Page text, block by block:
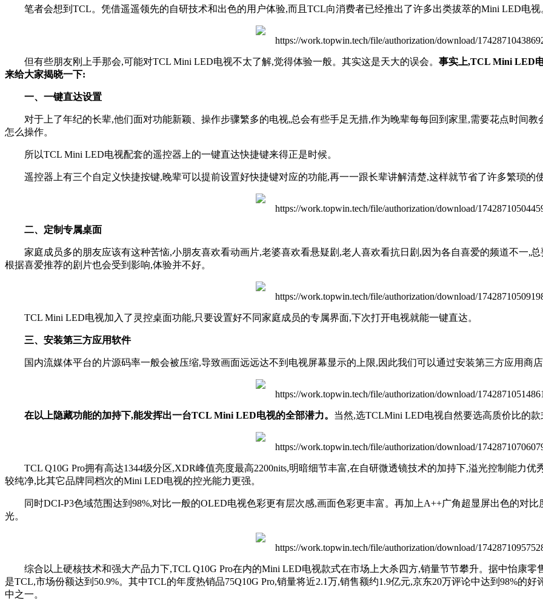
笔者会想到TCL。凭借遥遥领先的自研技术和出色的用户体验,而且TCL向消费者已经推出了许多出类拔萃的Mini LED电视
但有些朋友刚上手那会,可能对TCL Mini LED电视不太了解,觉得体验一般。其实这是天大的误会。 事实上,TCL Mini LED
来给大家揭晓一下:
一、一键直达设置
对于上了年纪的长辈,他们面对功能新颖、操作步骤繁多的电视,总会有些手足无措,作为晚辈每每回到家里,需要花点时间
怎么操作。
所以TCL Mini LED电视配套的遥控器上的一键直达快捷键来得正是时候。
遥控器上有三个自定义快捷按键,晚辈可以提前设置好快捷键对应的功能,再一一跟长辈讲解清楚,这样就节省了许多繁琐的
二、定制专属桌面
家庭成员多的朋友应该有这种苦恼,小朋友喜欢看动画片,老婆喜欢看悬疑剧,老人喜欢看抗日剧,因为各自喜爱的频道不一,
根据喜爱推荐的剧片也会受到影响,体验并不好。
TCL Mini LED电视加入了灵控桌面功能,只要设置好不同家庭成员的专属界面,下次打开电视就能一键直达。
三、安装第三方应用软件
国内流媒体平台的片源码率一般会被压缩,导致画面远远达不到电视屏幕显示的上限,因此我们可以通过安装第三方应用商
在以上隐藏功能的加持下,能发挥出一台TCL Mini LED电视的全部潜力。 当然,选TCLMini LED电视自然要选高质价比的
TCL Q10G Pro拥有高达1344级分区,XDR峰值亮度最高2200nits,明暗细节丰富,在自研微透镜技术的加持下,溢光控制能力
较纯净,比其它品牌同档次的Mini LED电视的控光能力更强。
同时DCI-P3色域范围达到98%,对比一般的OLED电视色彩更有层次感,画面色彩更丰富。再加上A++广角超显屏出色的对
光。
综合以上硬核技术和强大产品力下,TCL Q10G Pro在内的Mini LED电视款式在市场上大杀四方,销量节节攀升。据中怡康
是TCL,市场份额达到50.9%。其中TCL的年度热销品75Q10G Pro,销量将近2.1万,销售额约1.9亿元,京东20万评论中达到98%的
中之一。